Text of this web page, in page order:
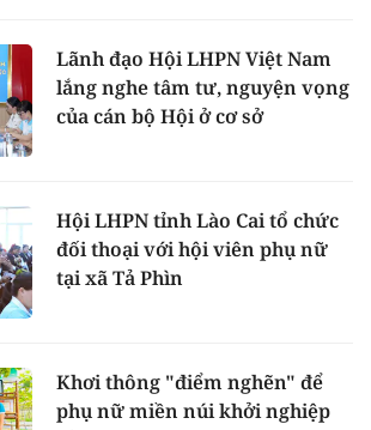
Lãnh đạo Hội LHPN Việt Nam
lắng nghe tâm tư, nguyện vọng
của cán bộ Hội ở cơ sở
Hội LHPN tỉnh Lào Cai tổ chức
đối thoại với hội viên phụ nữ
tại xã Tả Phìn
Khơi thông "điểm nghẽn" để
phụ nữ miền núi khởi nghiệp